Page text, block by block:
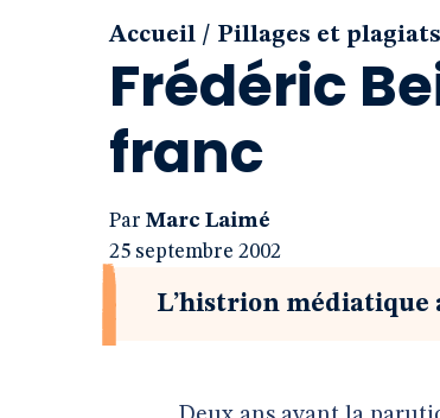
Accueil / Pillages et plagiats
Frédéric
franc
Par Marc Laimé
25 septembre 2002
L’histrion médiatique